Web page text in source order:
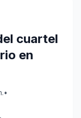
cuartel
en
•